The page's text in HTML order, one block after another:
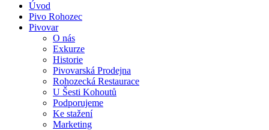
Úvod
Pivo Rohozec
Pivovar
O nás
Exkurze
Historie
Pivovarská Prodejna
Rohozecká Restaurace
U Šesti Kohoutů
Podporujeme
Ke stažení
Marketing